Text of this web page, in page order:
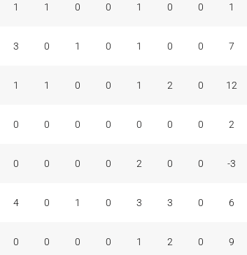
1 1 0 0 1 0 0 1
3 0 1 0 1 0 0 7
1 1 0 0 1 2 0 12
0 0 0 0 0 0 0 2
0 0 0 0 2 0 0 -3
4 0 1 0 3 3 0 6
0 0 0 0 1 2 0 9